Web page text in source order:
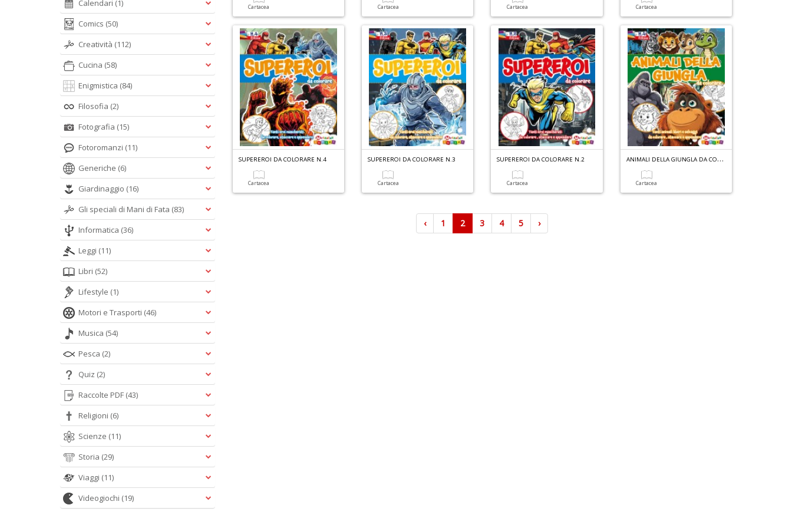
Cartacea Cartacea Cartacea Cartacea
SUPEREROI DA COLORARE N.4
Cartacea
SUPEREROI DA COLORARE N.3
Cartacea
SUPEREROI DA COLORARE N.2
Cartacea
A
NIMALI DELLA GIUNGLA DA COLORARE N.4
Cartacea
‹ 1 2 3 4 5 ›
Calendari (1)
Comics (50)
Creatività (112)
Cucina (58)
Enigmistica (84)
Filosofia (2)
Fotografia (15)
Fotoromanzi (11)
Generiche (6)
Giardinaggio (16)
Gli speciali di Mani di Fata (83)
Informatica (36)
Leggi (11)
Libri (52)
Lifestyle (1)
Motori e Trasporti (46)
Musica (54)
Pesca (2)
Quiz (2)
Raccolte PDF (43)
Religioni (6)
Scienze (11)
Storia (29)
Viaggi (11)
Videogiochi (19)